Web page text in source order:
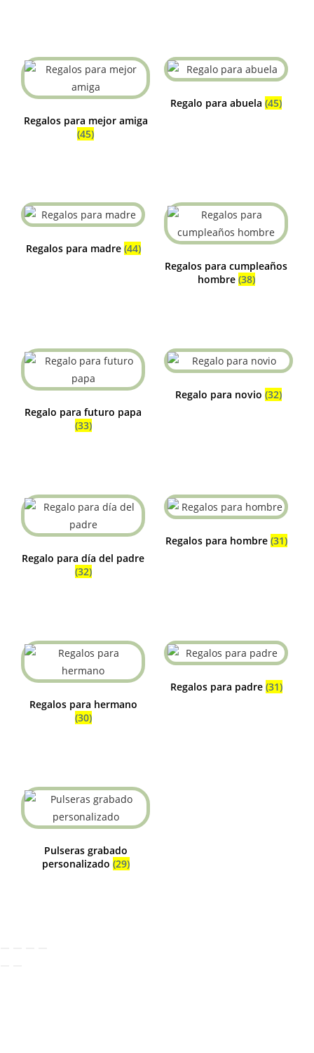
Regalos para mejor amiga
(45)
Regalo para abuela (45)
Regalos para madre (44)
Regalos para cumpleaños
hombre (38)
Regalo para futuro papa
(33)
Regalo para novio (32)
Regalo para día del padre
(32)
Regalos para hombre (31)
Regalos para hermano
(30)
Regalos para padre (31)
Pulseras grabado
personalizado (29)